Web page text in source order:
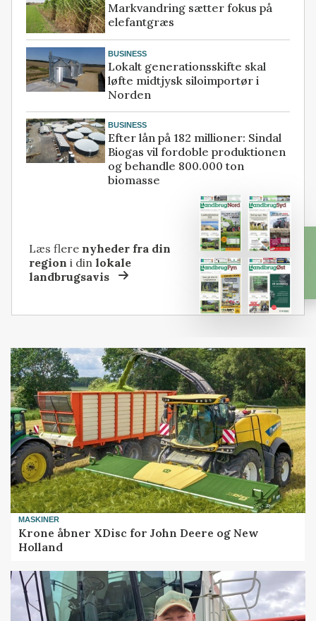
Markvandring sætter fokus på
elefantgræs
BUSINESS
Lokalt generationsskifte skal
løfte midtjysk siloimportør i
Norden
BUSINESS
Efter lån på 182 millioner: Sindal
Biogas vil fordoble produktionen
og behandle 800.000 ton
biomasse
Læs flere nyheder fra din
region i dinlokale
landbrugsavis
MASKINER
Krone åbner XDisc for John Deere og New
Holland